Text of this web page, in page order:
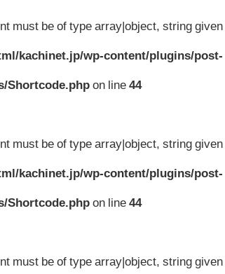
must be of type array|object, string given
kachinet.jp/wp-content/plugins/post-
Shortcode.php on line44
must be of type array|object, string given
kachinet.jp/wp-content/plugins/post-
Shortcode.php on line44
must be of type array|object, string given